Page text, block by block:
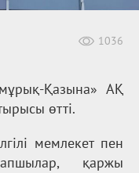
1036
Қазына» АҚ
өтті.
мемлекет пен
қаржы